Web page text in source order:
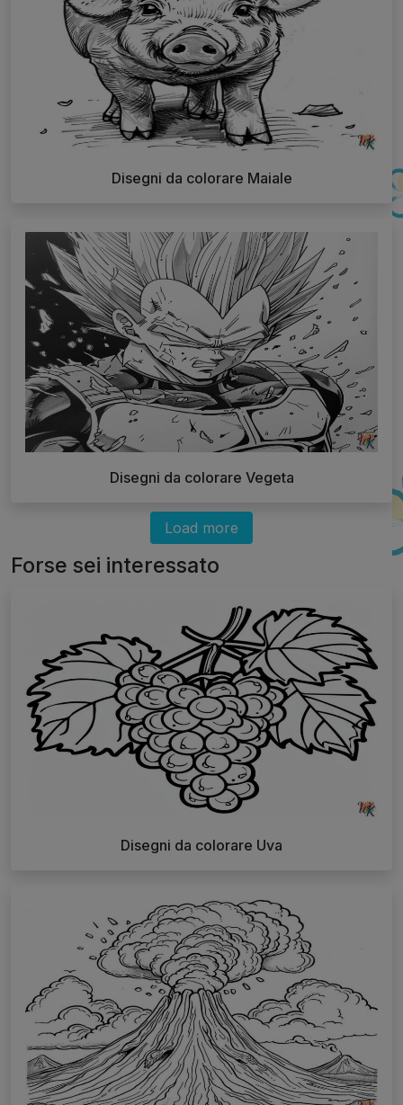
Disegni da colorare Maiale
Disegni da colorare Vegeta
Load more
Forse sei interessato
Disegni da colorare Uva